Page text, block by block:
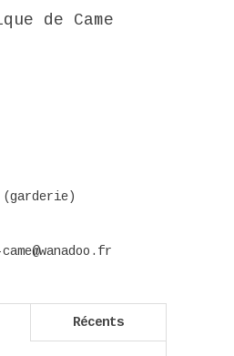
de Came
(garderie)
Récents